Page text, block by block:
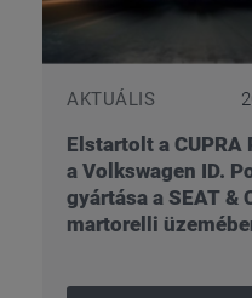
AKTUÁLIS
Elstartolt a CUPRA
a Volkswagen ID.
gyártása a SEAT &
martorelli